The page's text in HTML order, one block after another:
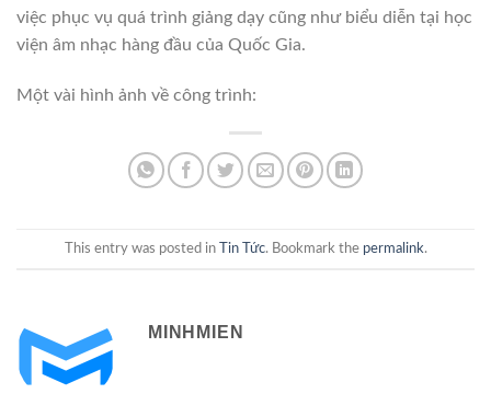
việc phục vụ quá trình giảng dạy cũng như biểu diễn tại học
viện âm nhạc hàng đầu của Quốc Gia.
Một vài hình ảnh về công trình:
This entry was posted in Tin Tức. Bookmark the permalink.
MINHMIEN